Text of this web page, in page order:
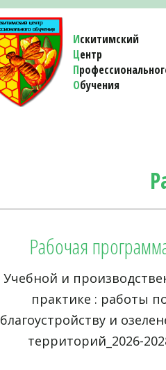
Искитимский
Центр
П
Обучения
Рабочая
Учебной и
практике : работы
благоустройству и
территорий_2026-